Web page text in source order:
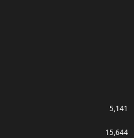
5,141
15,644